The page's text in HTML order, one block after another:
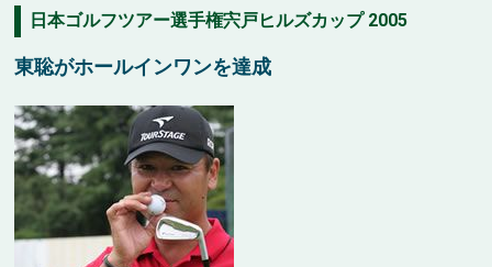
日本ゴルフツアー選手権宍戸ヒルズカップ 2005
東聡がホールインワンを達成